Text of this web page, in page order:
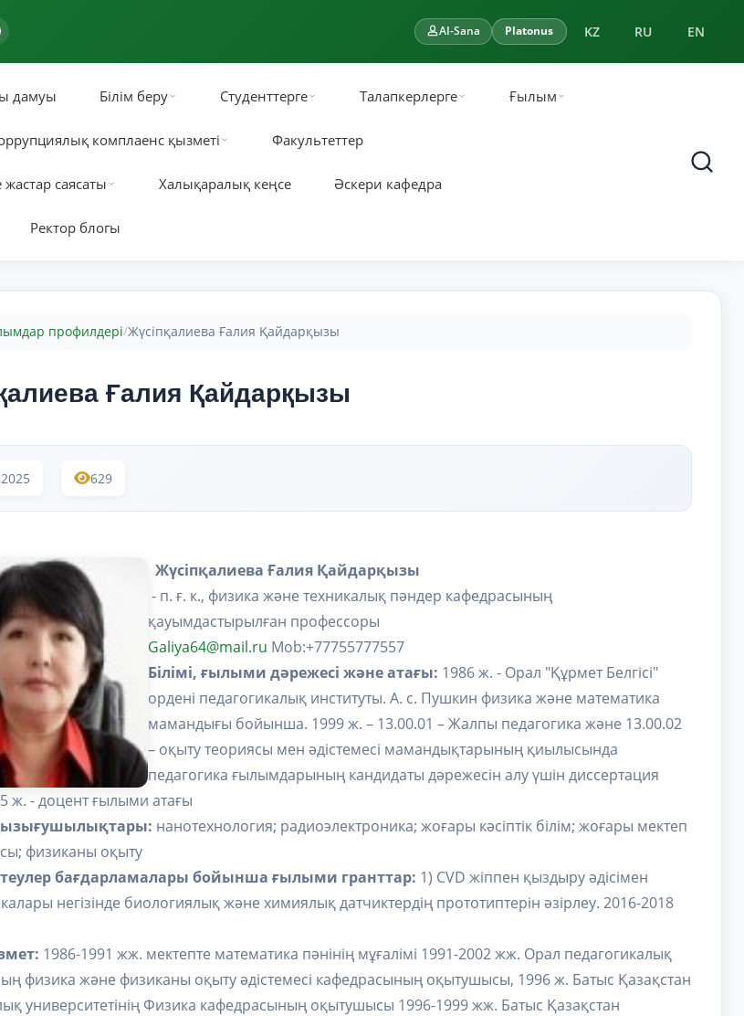
AI-Sana Platonus KZ RU EN
дамуы Білім беру Студенттерге Талапкерлерге Ғылым
комплаенс қызметі Факультеттер
саясаты Халықаралық кеңсе Әскери кафедра
Ректор блогы
профилдері/Жүсіпқалиева Ғалия Қайдарқызы
Ғалия Қайдарқызы
629
Жүсіпқалиева Ғалия Қайдарқызы
- п. ғ. к., физика және техникалық пәндер кафедрасының
қауымдастырылған профессоры
Galiya64@mail.ru Mob:+77755777557
Білімі, ғылыми дәрежесі және атағы: 1986 ж. - Орал "Құрмет Белгісі"
ордені педагогикалық институты. А. с. Пушкин физика және математика
мамандығы бойынша. 1999 ж. – 13.00.01 – Жалпы педагогика және 13.00.02
– оқыту теориясы мен әдістемесі мамандықтарының қиылысында
педагогика ғылымдарының кандидаты дәрежесін алу үшін диссертация
ж. - доцент ғылыми атағы
нанотехнология; радиоэлектроника; жоғары кәсіптік білім; жоғары мектеп
физиканы оқыту
бағдарламалары бойынша ғылыми гранттар: 1) CVD жіппен қыздыру әдісімен
негізінде биологиялық және химиялық датчиктердің прототиптерін әзірлеу. 2016-2018
1986-1991 жж. мектепте математика пәнінің мұғалімі 1991-2002 жж. Орал педагогикалық
физика және физиканы оқыту әдістемесі кафедрасының оқытушысы, 1996 ж. Батыс Қазақстан
университетінің Физика кафедрасының оқытушысы 1996-1999 жж. Батыс Қазақстан